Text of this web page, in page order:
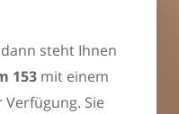
steht Ihnen
153 mit einem
Sie